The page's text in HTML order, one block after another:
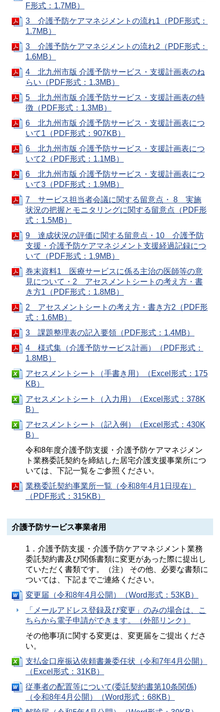
F形式：1.7MB）
3 介護予防ケアマネジメントの流れ1（PDF形式：
1.7MB）
3 介護予防ケアマネジメントの流れ2（PDF形式：
1.6MB）
4 北九州市版 介護予防サービス・支援計画表のね
らい（PDF形式：1.3MB）
5 北九州市版 介護予防サービス・支援計画表の特
徴（PDF形式：1.3MB）
6 北九州市版 介護予防サービス・支援計画表につ
いて1（PDF形式：907KB）
6 北九州市版 介護予防サービス・支援計画表につ
いて2（PDF形式：1.1MB）
6 北九州市版 介護予防サービス・支援計画表につ
いて3（PDF形式：1.9MB）
7 サービス担当者会議に関する留意点・ 8 実施
状況の把握とモニタリングに関する留意点（PDF形
式：1.5MB）
9 達成状況の評価に関する留意点・10 介護予防
支援・介護予防ケアマネジメント支援経過記録につ
いて（PDF形式：1.9MB）
巻末資料1 医療サービスに係る主治の医師等の意
見について・2 アセスメントシートの考え方・書
き方1（PDF形式：1.8MB）
2 アセスメントシートの考え方・書き方2（PDF形
式：1.6MB）
3 課題整理表の記入要領（PDF形式：1.4MB）
4 様式集（介護予防サービス計画）（PDF形式：
1.8MB）
アセスメントシート（手書き用）（Excel形式：175
KB）
アセスメントシート（入力用）（Excel形式：378K
B）
アセスメントシート（記入例）（Excel形式：430K
B）
令和8年度介護予防支援・介護予防ケアマネジメン
ト業務委託契約を締結した居宅介護支援事業所につ
いては、下記一覧をご参照ください。
業務委託契約事業所一覧（令和8年4月1日現在）
（PDF形式：315KB）
介護予防サービス事業者用
1．介護予防支援・介護予防ケアマネジメント業務
委託契約書及び関係書類に変更があった際に提出し
ていただく書類です。（注） その他、必要な書類に
ついては、下記までご連絡ください。
変更届（令和8年4月公開）（Word形式：53KB）
「メールアドレス登録及び変更」のみの場合は、こ
ちらから電子申請ができます。（外部リンク）
その他事項に関する変更は、変更届をご提出くださ
い。
支払金口座振込依頼書兼委任状（令和7年4月公開）
（Excel形式：31KB）
従事者の配置等について(委託契約書第10条関係)
（令和8年4月公開）（Word形式：68KB）